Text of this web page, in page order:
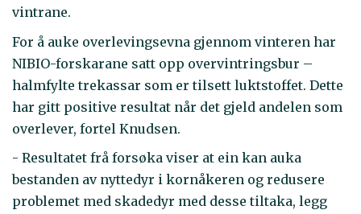
vintrane.
For å auke overlevingsevna gjennom vinteren har
NIBIO-forskarane satt opp overvintringsbur –
halmfylte trekassar som er tilsett luktstoffet. Dette
har gitt positive resultat når det gjeld andelen som
overlever, fortel Knudsen.
- Resultatet frå forsøka viser at ein kan auka
bestanden av nyttedyr i kornåkeren og redusere
problemet med skadedyr med desse tiltaka, legg